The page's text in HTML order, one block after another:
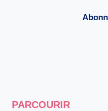
PARCOURIR